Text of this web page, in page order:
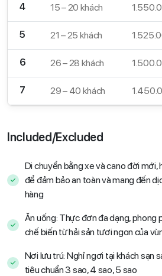
4 15 – 20 khách
5 21 – 25 khách
6 26 – 28 khách
7 29 – 40 khách
Included/Excluded
Di chuyển bằng xe và cano đời mới,
để đảm bảo an toàn và mang đến
hàng
Ăn uống: Thực đơn đa dạng, phong
chế biến từ hải sản tươi ngon của
Nơi lưu trú: Nghỉ ngơi tại khách sạn
tiêu chuẩn 3 sao, 4 sao, 5 sao